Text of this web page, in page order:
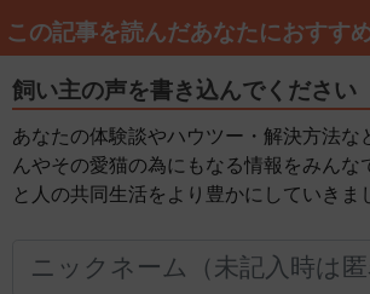
この記事を読んだあなたにおすす
飼い主の声を書き込んでください
あなたの体験談やハウツー・解決方法な
んやその愛猫の為にもなる情報をみんな
と人の共同生活をより豊かにしていきま